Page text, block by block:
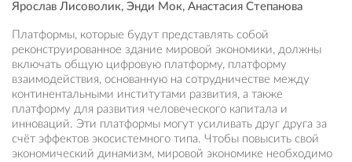
Ярослав Лисоволик, Энди Мок, Анастасия Степанова
Платформы, которые будут представлять собой
реконструированное здание мировой экономики, должны
включать общую цифровую платформу, платформу
взаимодействия, основанную на сотрудничестве между
континентальными институтами развития, а также
платформу для развития человеческого капитала и
инноваций. Эти платформы могут усиливать друг друга за
счёт эффектов экосистемного типа. Чтобы повысить свой
экономический динамизм, мировой экономике необходимо